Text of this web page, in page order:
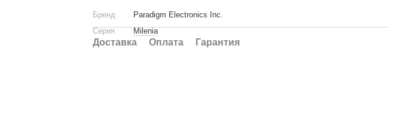
Бренд
Paradigm Electronics Inc.
Серия
Milenia
Доставка Оплата Гарантия